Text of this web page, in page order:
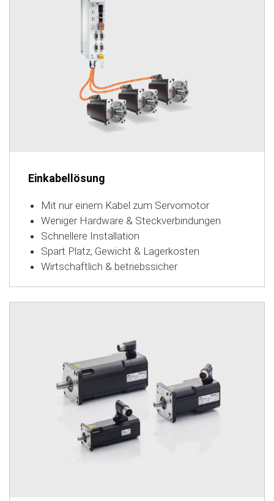
Einkabellösung
Mit nur einem Kabel zum Servomotor
Weniger Hardware & Steckverbindungen
Schnellere Installation
Spart Platz, Gewicht & Lagerkosten
Wirtschaftlich & betriebssicher